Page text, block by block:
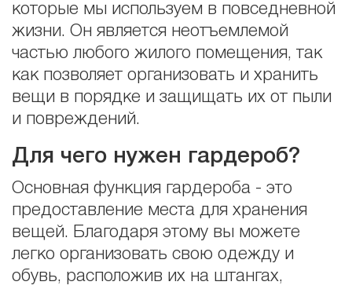
которые мы используем в повседневной
жизни. Он является неотъемлемой
частью любого жилого помещения, так
как позволяет организовать и хранить
вещи в порядке и защищать их от пыли
и повреждений.
Для чего нужен гардероб?
Основная функция гардероба - это
предоставление места для хранения
вещей. Благодаря этому вы можете
легко организовать свою одежду и
обувь, расположив их на штангах,